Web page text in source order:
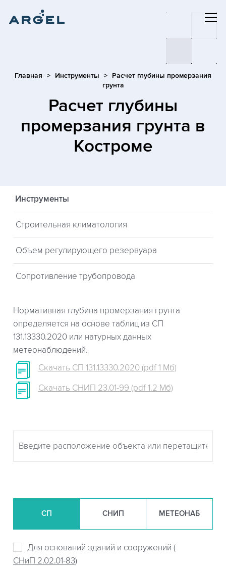
Главная Инструменты
Расчет глубины промерзания
грунта
Расчет глубины
промерзания грунта в
Костроме
Инструменты
Строительная климатология
Объем регулирующего резервуара
Сопротивление трубопровода
Нормативная глубина промерзания грунта
определяется на основе таблиц из СП
131.13330.2020 или натурных данных
метеонаблюдений.
Скачать СП 131.13330.2020 (pdf 1 Мб)
Скачать СНИП 23.01-99 (pdf 1.2 Мб)
СП СНИП МЕТЕОНАБ
Для оснований зданий и сооружений (
СНиП 2.02.01-83)